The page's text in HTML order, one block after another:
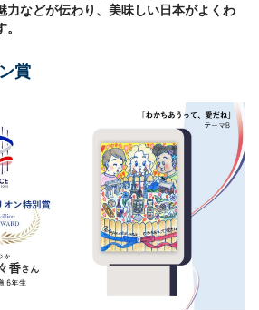
力などが伝わり、美味しい日本がよくわ
賞